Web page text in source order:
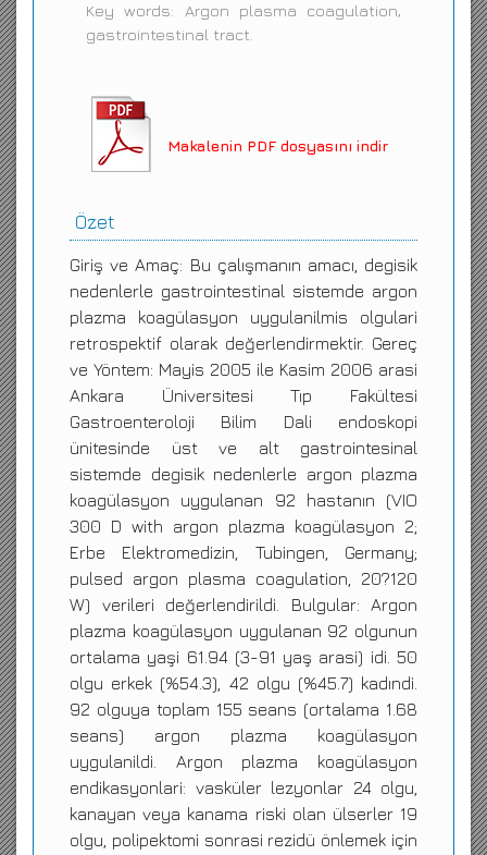
Key words: Argon plasma coagulation,
gastrointestinal tract.
Makalenin PDF dosyasını indir
Özet
Giriş ve Amaç: Bu çalışmanın amacı, degisik
nedenlerle gastrointestinal sistemde argon
plazma koagülasyon uygulanilmis olgulari
retrospektif olarak değerlendirmektir. Gereç
ve Yöntem: Mayis 2005 ile Kasim 2006 arasi
Ankara Üniversitesi Tıp Fakültesi
Gastroenteroloji Bilim Dali endoskopi
ünitesinde üst ve alt gastrointesinal
sistemde degisik nedenlerle argon plazma
koagülasyon uygulanan 92 hastanın (VIO
300 D with argon plazma koagülasyon 2;
Erbe Elektromedizin, Tubingen, Germany;
pulsed argon plasma coagulation, 20?120
W) verileri değerlendirildi. Bulgular: Argon
plazma koagülasyon uygulanan 92 olgunun
ortalama yaşi 61.94 (3-91 yaş arasi) idi. 50
olgu erkek (%54.3), 42 olgu (%45.7) kadındi.
92 olguya toplam 155 seans (ortalama 1.68
seans) argon plazma koagülasyon
uygulanildi. Argon plazma koagülasyon
endikasyonlari: vasküler lezyonlar 24 olgu,
kanayan veya kanama riski olan ülserler 19
olgu, polipektomi sonrasi rezidü önlemek için